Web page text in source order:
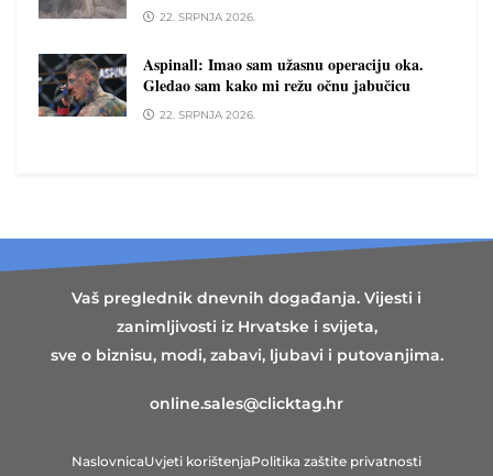
22. SRPNJA 2026.
Aspinall: Imao sam užasnu operaciju oka.
Gledao sam kako mi režu očnu jabučicu
22. SRPNJA 2026.
Vaš preglednik dnevnih događanja. Vijesti i
zanimljivosti iz Hrvatske i svijeta,
sve o biznisu, modi, zabavi, ljubavi i putovanjima.
online.sales@clicktag.hr
NaslovnicaUvjeti korištenjaPolitika zaštite privatnosti